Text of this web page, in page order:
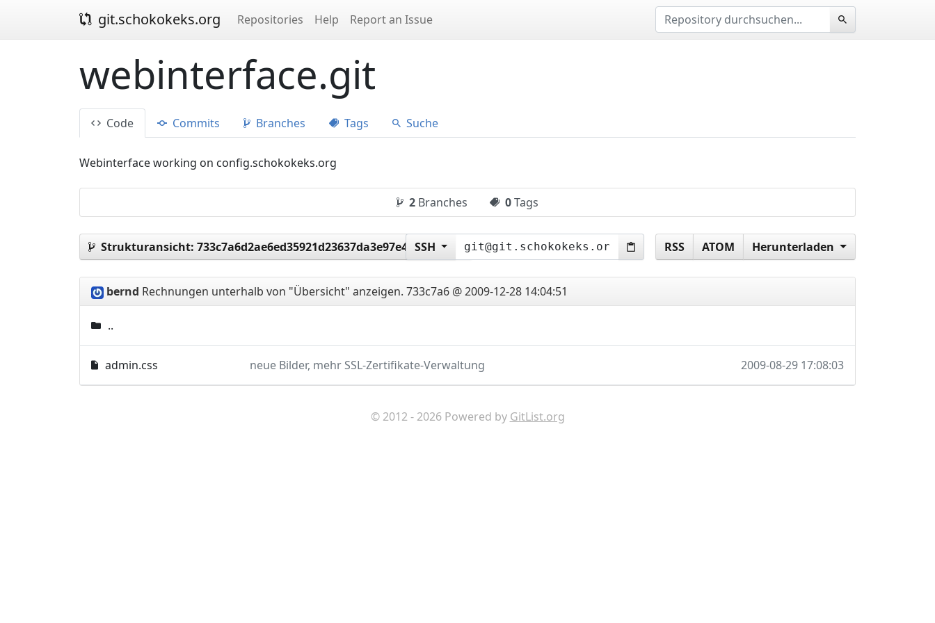
git.schokokeks.org Repositories Help Report an Issue
webinterface.git
Code Commits Branches Tags Suche
Webinterface working on config.schokokeks.org
2 Branches 0Tags
Strukturansicht: 733c7a6d2ae6ed35921d23637da3e97e4a3fd678
SSH RSS ATOM Herunterladen
bernd Rechnungen unterhalb von "Übersicht" anzeigen. 733c7a6 @ 2009-12-28 14:04:51
..
admin.css neue Bilder, mehr SSL-Zertifikate-Verwaltung 2009-08-29 17:08:03
© 2012 - 2026 Powered by GitList.org